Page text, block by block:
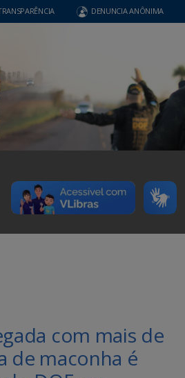
DENUNCIA ANÔNIMA
com mais de
de maconha é